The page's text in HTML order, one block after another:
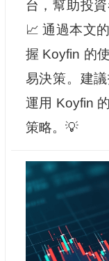
台，幫助投
📈 通過本文
握 Koyfin 的
易決策。建
運用 Koyfin
策略。💡